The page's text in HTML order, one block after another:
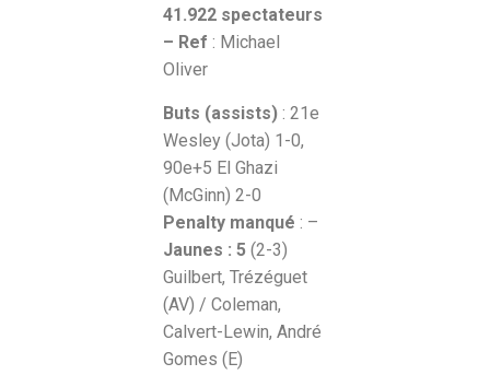
41.922 spectateurs
– Ref : Michael
Oliver
Buts (assists) : 21e
Wesley (Jota) 1-0,
90e+5 El Ghazi
(McGinn) 2-0
Penalty manqué : –
Jaunes : 5 (2-3)
Guilbert, Trézéguet
(AV) / Coleman,
Calvert-Lewin, André
Gomes (E)